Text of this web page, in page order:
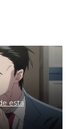
esta